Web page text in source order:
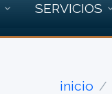
SERVICIOS
inicio